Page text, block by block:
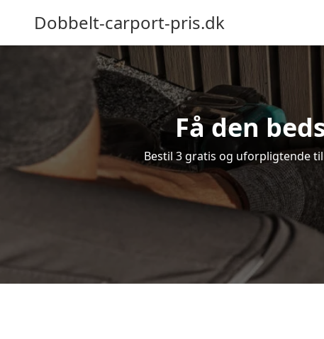
Dobbelt-carport-pris.dk
Få den
Bestil 3 gratis og uforpligtende